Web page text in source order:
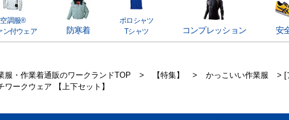
空調服®
ン付ウェア
防寒着
ポロシャツ
Tシャツ
コンプレッション 安
服・作業着通販のワークランドTOP > 【特集】 > かっこいい作業服
> [
ワークウェア 【上下セット】